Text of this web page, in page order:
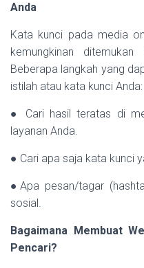
Anda
Kata kunci pada media
kemungkinan
Beberapa langkah yang
istilah atau kata kunci Anda:
● Cari hasil teratas di
layanan Anda.
● Cari apa saja kata kunci
●Apa pesan/tagar
sosial.
Bagaimana Membuat
Pencari?